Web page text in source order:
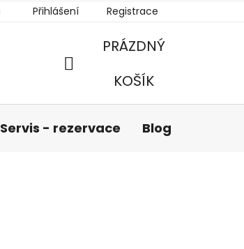
Přihlášení Registrace
NÁKUPNÍ
PRÁZDNÝ
KOŠÍK
Servis - rezervace Blog